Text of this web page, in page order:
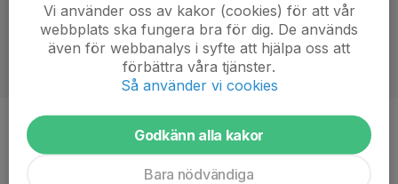
Titel
Ledare P2011
Vi använder oss av kakor (cookies) för att vår
webbplats ska fungera bra för dig. De används
även för webbanalys i syfte att hjälpa oss att
förbättra våra tjänster.
Så använder vi cookies
Godkänn alla kakor
Bara nödvändiga